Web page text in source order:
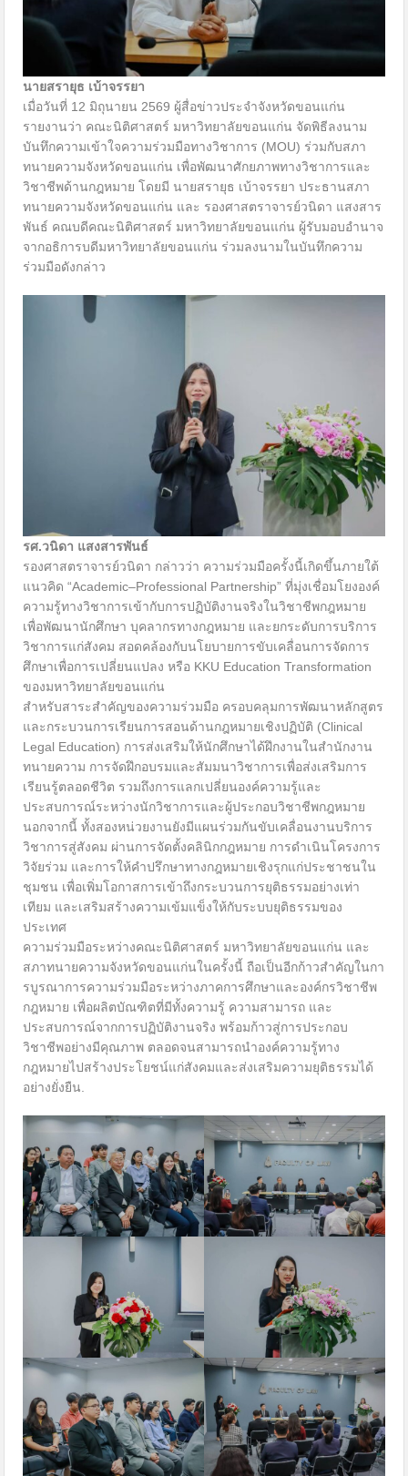
นายสรายุธ เบ้าจรรยา
เมื่อวันที่ 12 มิถุนายน 2569 ผู้สื่อข่าวประจำจังหวัดขอนแก่น
รายงานว่า คณะนิติศาสตร์ มหาวิทยาลัยขอนแก่น จัดพิธีลงนาม
บันทึกความเข้าใจความร่วมมือทางวิชาการ (MOU) ร่วมกับสภา
ทนายความจังหวัดขอนแก่น เพื่อพัฒนาศักยภาพทางวิชาการและ
วิชาชีพด้านกฎหมาย โดยมี นายสรายุธ เบ้าจรรยา ประธานสภา
ทนายความจังหวัดขอนแก่น และ รองศาสตราจารย์วนิดา แสงสาร
พันธ์ คณบดีคณะนิติศาสตร์ มหาวิทยาลัยขอนแก่น ผู้รับมอบอำนาจ
จากอธิการบดีมหาวิทยาลัยขอนแก่น ร่วมลงนามในบันทึกความ
ร่วมมือดังกล่าว
รศ.วนิดา แสงสารพันธ์
รองศาสตราจารย์วนิดา กล่าวว่า ความร่วมมือครั้งนี้เกิดขึ้นภายใต้
แนวคิด “Academic–Professional Partnership” ที่มุ่งเชื่อมโยงองค์
ความรู้ทางวิชาการเข้ากับการปฏิบัติงานจริงในวิชาชีพกฎหมาย
เพื่อพัฒนานักศึกษา บุคลากรทางกฎหมาย และยกระดับการบริการ
วิชาการแก่สังคม สอดคล้องกับนโยบายการขับเคลื่อนการจัดการ
ศึกษาเพื่อการเปลี่ยนแปลง หรือ KKU Education Transformation
ของมหาวิทยาลัยขอนแก่น
สำหรับสาระสำคัญของความร่วมมือ ครอบคลุมการพัฒนาหลักสูตร
และกระบวนการเรียนการสอนด้านกฎหมายเชิงปฏิบัติ (Clinical
Legal Education) การส่งเสริมให้นักศึกษาได้ฝึกงานในสำนักงาน
ทนายความ การจัดฝึกอบรมและสัมมนาวิชาการเพื่อส่งเสริมการ
เรียนรู้ตลอดชีวิต รวมถึงการแลกเปลี่ยนองค์ความรู้และ
ประสบการณ์ระหว่างนักวิชาการและผู้ประกอบวิชาชีพกฎหมาย
นอกจากนี้ ทั้งสองหน่วยงานยังมีแผนร่วมกันขับเคลื่อนงานบริการ
วิชาการสู่สังคม ผ่านการจัดตั้งคลินิกกฎหมาย การดำเนินโครงการ
วิจัยร่วม และการให้คำปรึกษาทางกฎหมายเชิงรุกแก่ประชาชนใน
ชุมชน เพื่อเพิ่มโอกาสการเข้าถึงกระบวนการยุติธรรมอย่างเท่า
เทียม และเสริมสร้างความเข้มแข็งให้กับระบบยุติธรรมของ
ประเทศ
ความร่วมมือระหว่างคณะนิติศาสตร์ มหาวิทยาลัยขอนแก่น และ
สภาทนายความจังหวัดขอนแก่นในครั้งนี้ ถือเป็นอีกก้าวสำคัญในกา
รบูรณาการความร่วมมือระหว่างภาคการศึกษาและองค์กรวิชาชีพ
กฎหมาย เพื่อผลิตบัณฑิตที่มีทั้งความรู้ ความสามารถ และ
ประสบการณ์จากการปฏิบัติงานจริง พร้อมก้าวสู่การประกอบ
วิชาชีพอย่างมีคุณภาพ ตลอดจนสามารถนำองค์ความรู้ทาง
กฎหมายไปสร้างประโยชน์แก่สังคมและส่งเสริมความยุติธรรมได้
อย่างยั่งยืน.